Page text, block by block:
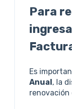
Para
Es
Anual, la